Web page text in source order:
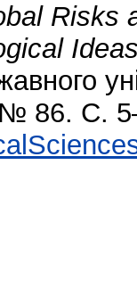
Risks
№ 86. С.